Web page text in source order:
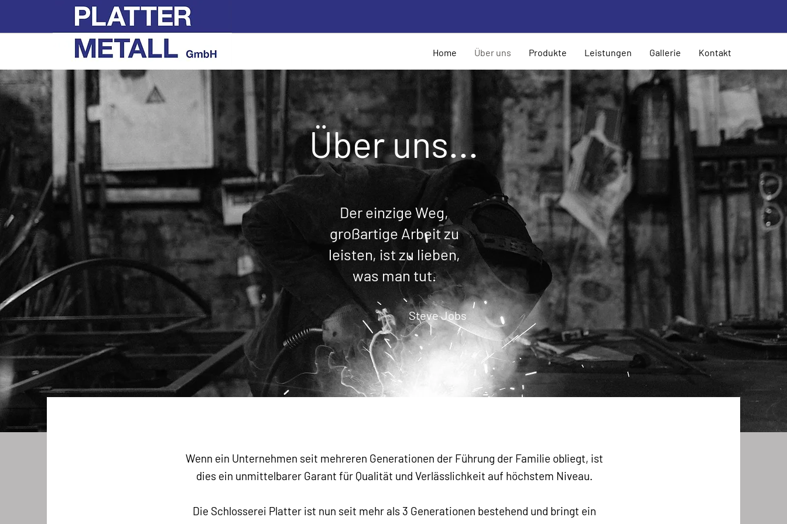
Home Über uns Produkte Leistungen Gallerie Kontakt
Über uns...
Der einzige Weg,
großartige Arbeit zu
leisten, ist zu lieben,
was man tut.
Steve Jobs
Wenn ein Unternehmen seit mehreren Generationen der Führung der Familie obliegt, ist
dies ein unmittelbarer Garant für Qualität und Verlässlichkeit auf höchstem Niveau.
Die Schlosserei Platter ist nun seit mehr als 3 Generationen bestehend und bringt ein